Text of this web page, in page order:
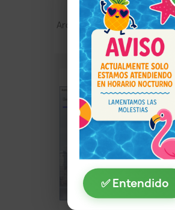
Arqcom CAD-Earth V9 -
$ 200.00
✅ Entendido